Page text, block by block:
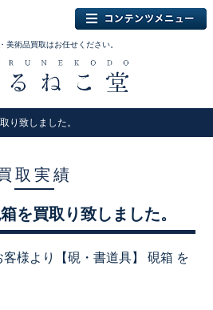
美術品買取はお任せください。
り致しました。
取実績
を買取り致しました。
様より【硯・書道具】 硯箱 を